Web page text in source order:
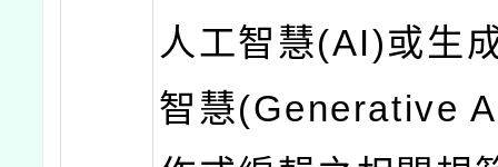
人工智慧(AI)或生
智慧(Generative